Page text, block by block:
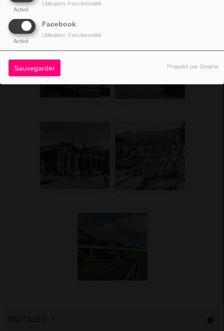
Activé
Utilisation: Fonctionnalité
Facebook
Activé
Utilisation: Fonctionnalité
Sauvegarder Propulsé par Orejime